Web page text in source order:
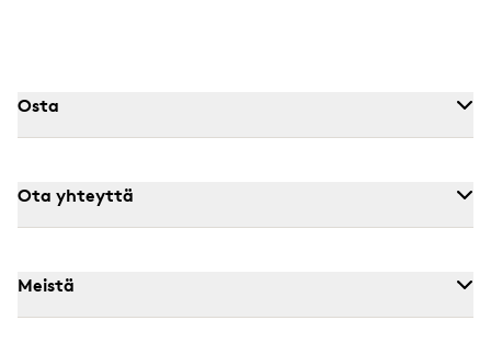
Osta
Ota yhteyttä
Meistä